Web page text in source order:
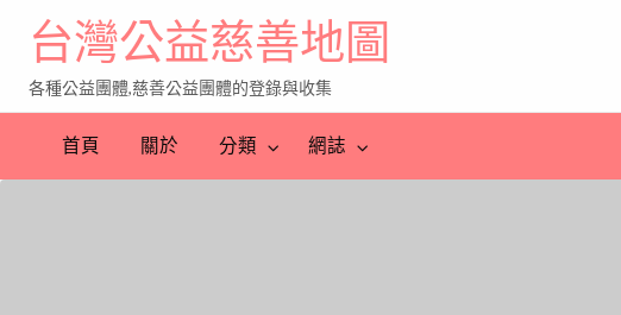
台灣公益慈善地圖
各種公益團體,慈善公益團體的登錄與收集
首頁 關於 分類 網誌